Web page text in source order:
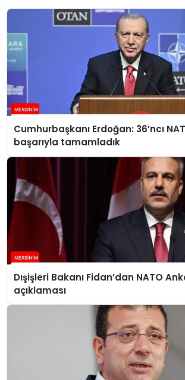
Cumhurbaşkanı Erdoğan: 36’ncı
başarıyla tamamladık
Dışişleri Bakanı Fidan’dan NATO
açıklaması